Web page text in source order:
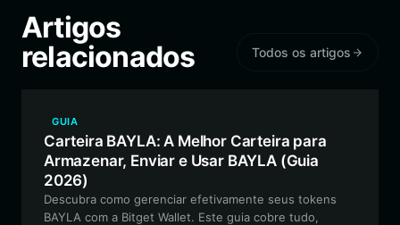
Artigos
relacionados
Todos os artigos
GUIA
Carteira BAYLA: A Melhor Carteira para
Armazenar, Enviar e Usar BAYLA (Guia
2026)
Descubra como gerenciar efetivamente seus tokens
BAYLA com a Bitget Wallet. Este guia cobre tudo,